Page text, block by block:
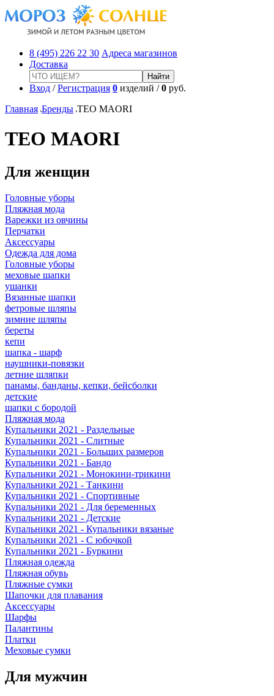
8 (495) 226 22 30 Адреса магазинов
Доставка
Вход /Регистрация 0 изделий /0 руб.
Главная Бренды TEO MAORI
TEO MAORI
Для женщин
Головные уборы
Пляжная мода
Варежки из овчины
Перчатки
Аксессуары
Одежда для дома
Головные уборы
меховые шапки
ушанки
Вязанные шапки
фетровые шляпы
зимние шляпы
береты
кепи
шапка - шарф
наушники-повязки
летние шляпки
панамы, банданы, кепки, бейсболки
детские
шапки с бородой
Пляжная мода
Купальники 2021 - Раздельные
Купальники 2021 - Слитные
Купальники 2021 - Больших размеров
Купальники 2021 - Бандо
Купальники 2021 - Монокини-трикини
Купальники 2021 - Танкини
Купальники 2021 - Спортивные
Купальники 2021 - Для беременных
Купальники 2021 - Детские
Купальники 2021 - Купальники вязаные
Купальники 2021 - С юбочкой
Купальники 2021 - Буркини
Пляжная одежда
Пляжная обувь
Пляжные сумки
Шапочки для плавания
Аксессуары
Шарфы
Палантины
Платки
Меховые сумки
Для мужчин